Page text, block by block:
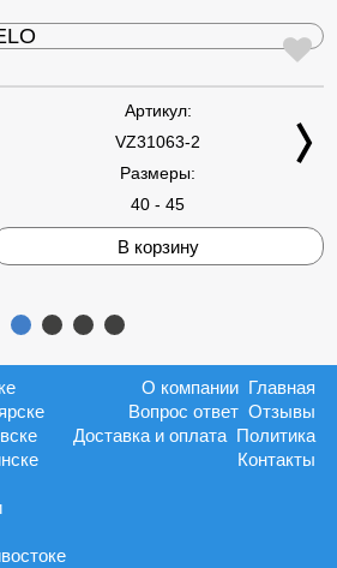
Артикул:
VZ31063-2
Размеры:
40 - 45
В корзину
Главная
О компании
Отзывы
Вопрос ответ
Политика
Доставка и оплата
Контакты